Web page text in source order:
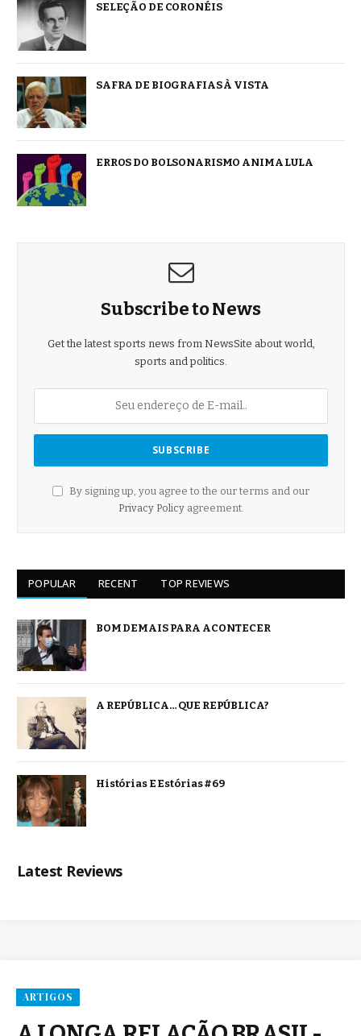
SELEÇÃO DE CORONÉIS
SAFRA DE BIOGRAFIAS À VISTA
ERROS DO BOLSONARISMO ANIMA LULA
Subscribe to News
Get the latest sports news from NewsSite about world,
sports and politics.
By signing up, you agree to the our terms and our
Privacy Policyagreement.
POPULAR RECENT TOP REVIEWS
BOM DEMAIS PARA ACONTECER
A REPÚBLICA… QUE REPÚBLICA?
Histórias E Estórias #69
Latest Reviews
ARTIGOS